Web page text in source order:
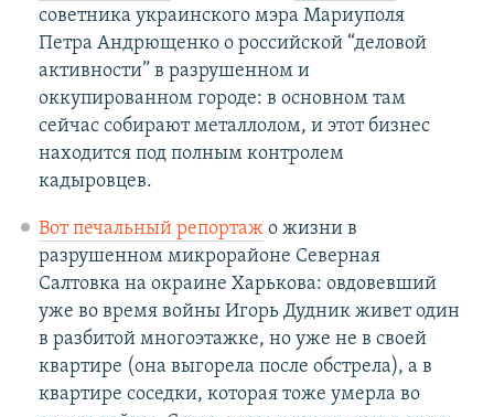
советника украинского мэра Мариуполя
Петра Андрющенко о российской “деловой
активности” в разрушенном и
оккупированном городе: в основном там
сейчас собирают металлолом, и этот бизнес
находится под полным контролем
кадыровцев.
Вот печальный репортажо жизни в
разрушенном микрорайоне Северная
Салтовка на окраине Харькова: овдовевший
уже во время войны Игорь Дудник живет один
в разбитой многоэтажке, но уже не в своей
квартире (она выгорела после обстрела), а в
квартире соседки, которая тоже умерла во